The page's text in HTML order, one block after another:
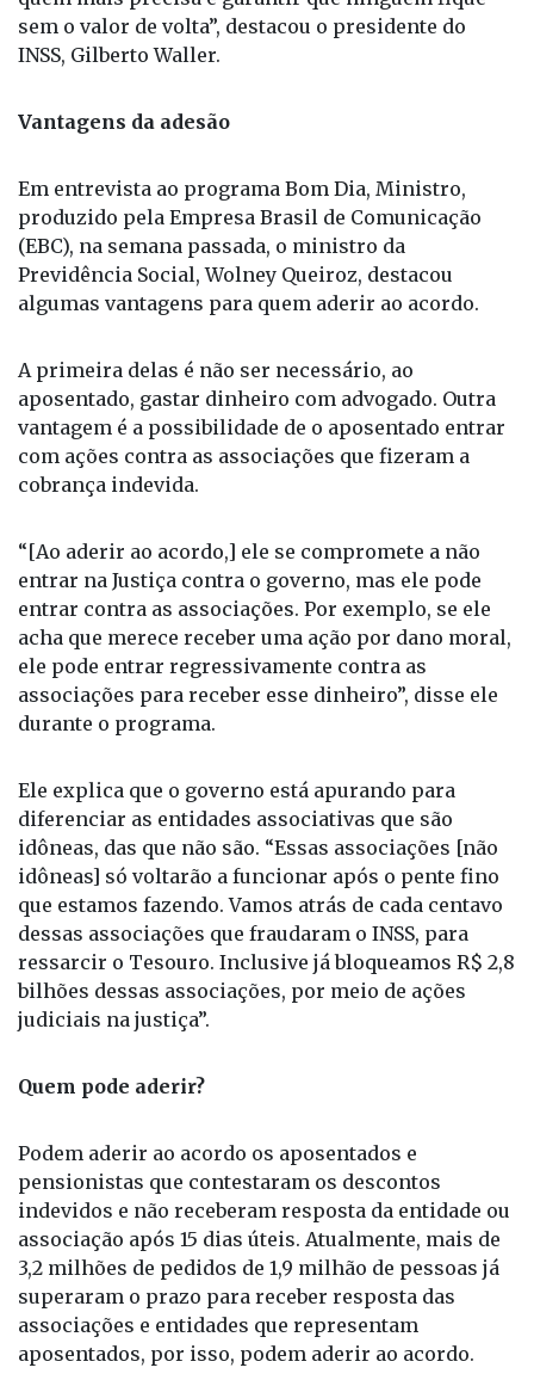
INSS, Gilberto Waller.
produzido pela Empresa Brasil de Comunicação
(EBC), na semana passada, o ministro da
Previdência Social, Wolney Queiroz, destacou
algumas vantagens para quem aderir ao acordo.
aposentado, gastar dinheiro com advogado. Outra
vantagem é a possibilidade de o aposentado entrar
com ações contra as associações que fizeram a
cobrança indevida.
entrar na Justiça contra o governo, mas ele pode
entrar contra as associações. Por exemplo, se ele
acha que merece receber uma ação por dano moral,
ele pode entrar regressivamente contra as
associações para receber esse dinheiro”, disse ele
durante o programa.
diferenciar as entidades associativas que são
idôneas, das que não são. “Essas associações [não
idôneas] só voltarão a funcionar após o pente fino
que estamos fazendo. Vamos atrás de cada centavo
dessas associações que fraudaram o INSS, para
ressarcir o Tesouro. Inclusive já bloqueamos R$ 2,8
bilhões dessas associações, por meio de ações
judiciais na justiça”.
pensionistas que contestaram os descontos
indevidos e não receberam resposta da entidade ou
associação após 15 dias úteis. Atualmente, mais de
3,2 milhões de pedidos de 1,9 milhão de pessoas já
superaram o prazo para receber resposta das
associações e entidades que representam
aposentados, por isso, podem aderir ao acordo.